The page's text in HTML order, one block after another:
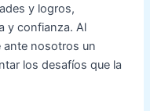
y logros,
y confianza. Al
ante nosotros un
los desafíos que la